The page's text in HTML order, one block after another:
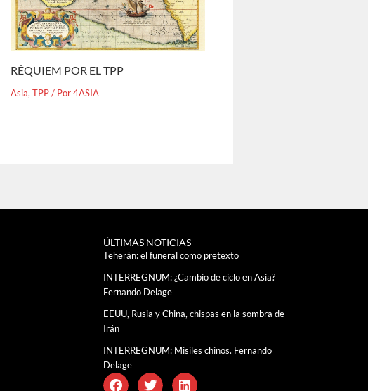
RÉQUIEM POR EL TPP
Asia,TPP/ Por4ASIA
ÚLTIMAS NOTICIAS
Teherán: el funeral como pretexto
INTERREGNUM: ¿Cambio de ciclo en Asia?
Fernando Delage
EEUU, Rusia y China, chispas en la sombra de
Irán
INTERREGNUM: Misiles chinos. Fernando
Delage